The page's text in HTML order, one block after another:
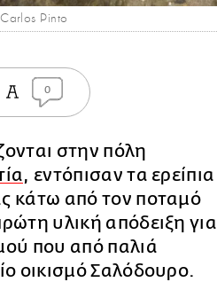
Pinto
0
στην πόλη
, εντόπισαν τα ερείπια
κάτω από τον ποταμό
υλική απόδειξη για
που από παλιά
οικισμό Σαλόδουρο.